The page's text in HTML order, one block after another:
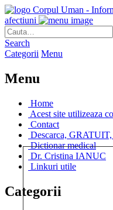
Corpul Uman -
afectiuni
Search
Categorii Menu
Menu
Home
Acest site utilizeaza
Contact
Descarca,
Dictionar medical
Dr. Cristina IANUC
Linkuri utile
Categorii